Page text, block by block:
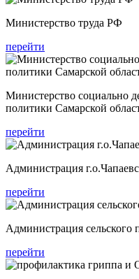
Министерство труда РФ
перейти
Министерство социально
политики Самарской
перейти
Администрация
перейти
Администрация
перейти